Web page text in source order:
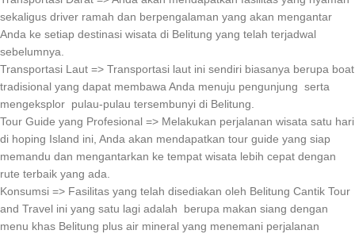
sekaligus driver ramah dan berpengalaman yang akan mengantar
Anda ke setiap destinasi wisata di Belitung yang telah terjadwal
sebelumnya.
Transportasi Laut => Transportasi laut ini sendiri biasanya berupa boat
tradisional yang dapat membawa Anda menuju pengunjung serta
mengeksplor pulau-pulau tersembunyi di Belitung.
Tour Guide yang Profesional => Melakukan perjalanan wisata satu hari
di hoping Island ini, Anda akan mendapatkan tour guide yang siap
memandu dan mengantarkan ke tempat wisata lebih cepat dengan
rute terbaik yang ada.
Konsumsi => Fasilitas yang telah disediakan oleh Belitung Cantik Tour
and Travel ini yang satu lagi adalah berupa makan siang dengan
menu khas Belitung plus air mineral yang menemani perjalanan